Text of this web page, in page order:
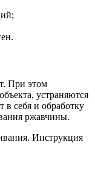
При этом
устраняются
в себя и обработку
ржавчины.